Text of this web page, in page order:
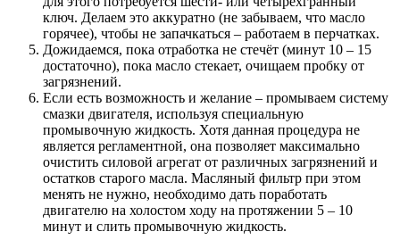
ключ. Делаем это аккуратно (не забываем, что масло
горячее), чтобы не запачкаться – работаем в перчатках.
Дожидаемся, пока отработка не стечёт (минут 10 – 15
достаточно), пока масло стекает, очищаем пробку от
загрязнений.
Если есть возможность и желание – промываем систему
смазки двигателя, используя специальную
промывочную жидкость. Хотя данная процедура не
является регламентной, она позволяет максимально
очистить силовой агрегат от различных загрязнений и
остатков старого масла. Масляный фильтр при этом
менять не нужно, необходимо дать поработать
двигателю на холостом ходу на протяжении 5 – 10
минут и слить промывочную жидкость.